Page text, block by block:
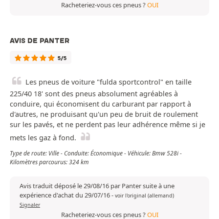
Racheteriez-vous ces pneus ?OUI
AVIS DE PANTER
5/5
Les pneus de voiture "fulda sportcontrol" en taille
225/40 18' sont des pneus absolument agréables à
conduire, qui économisent du carburant par rapport à
d'autres, ne produisant qu'un peu de bruit de roulement
sur les pavés, et ne perdent pas leur adhérence même si je
mets les gaz à fond.
Type de route: Ville - Conduite: Économique - Véhicule: Bmw 528i -
Kilomètres parcourus: 324 km
Avis traduit déposé le 29/08/16 par Panter suite à une
expérience d'achat du 29/07/16- voir l'original (allemand)
Signaler
Racheteriez-vous ces pneus ?OUI